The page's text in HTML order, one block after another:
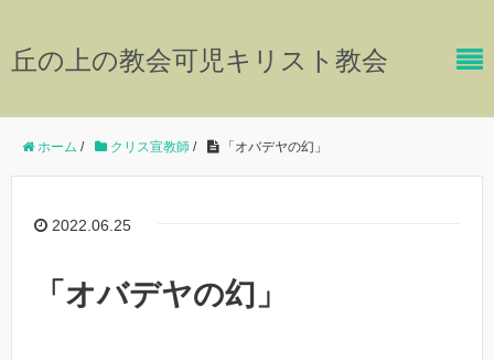
丘の上の教会可児キリスト教会
ホーム / クリス宣教師 / 「オバデヤの幻」
2022.06.25
「オバデヤの幻」